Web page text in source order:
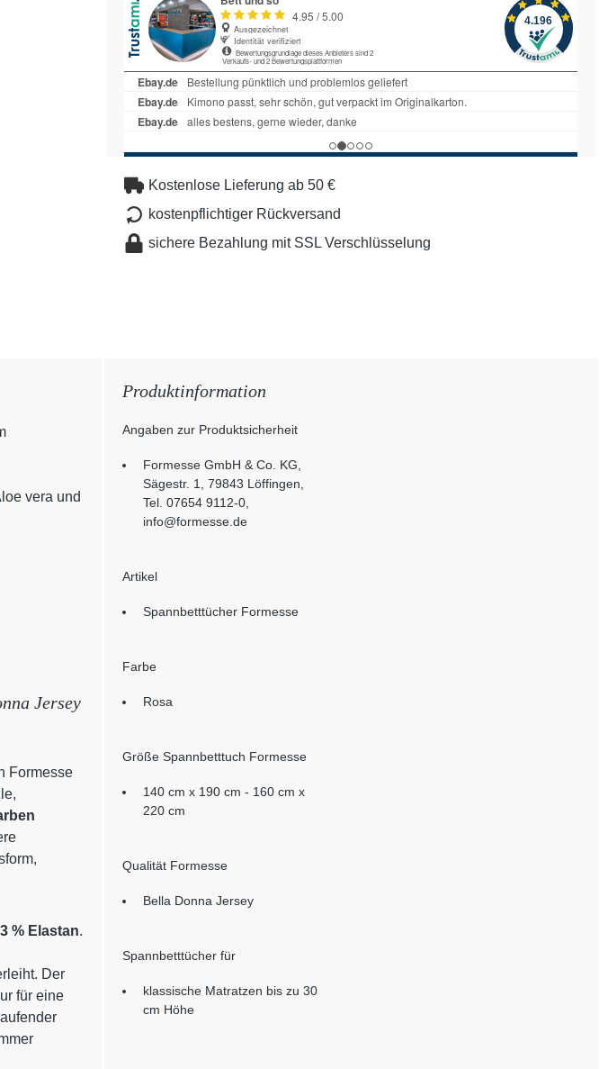
Kostenlose Lieferung ab 50 €
kostenpflichtiger Rückversand
sichere Bezahlung mit SSL Verschlüsselung
vera und
Jersey
Formesse
3 % Elastan.
Der
für eine
Produktinformation
Angaben zur Produktsicherheit
Formesse GmbH & Co. KG,
Sägestr. 1, 79843 Löffingen,
Tel. 07654 9112-0,
info@formesse.de
Artikel
Spannbetttücher Formesse
Farbe
Rosa
Größe Spannbetttuch Formesse
140 cm x 190 cm - 160 cm x
220 cm
Qualität Formesse
Bella Donna Jersey
Spannbetttücher für
klassische Matratzen bis zu 30
cm Höhe